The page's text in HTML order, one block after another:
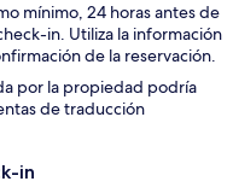
mínimo, 24 horas antes de
in. Utiliza la información
de la reservación.
por la propiedad podría
de traducción
in